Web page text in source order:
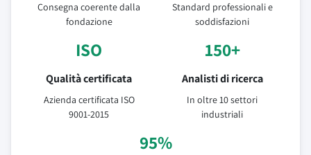
Consegna coerente dalla
fondazione
Standard professionali e
soddisfazioni
ISO
Qualità certificata
Azienda certificata ISO
9001-2015
150+
Analisti di ricerca
In oltre 10 settori
industriali
95%